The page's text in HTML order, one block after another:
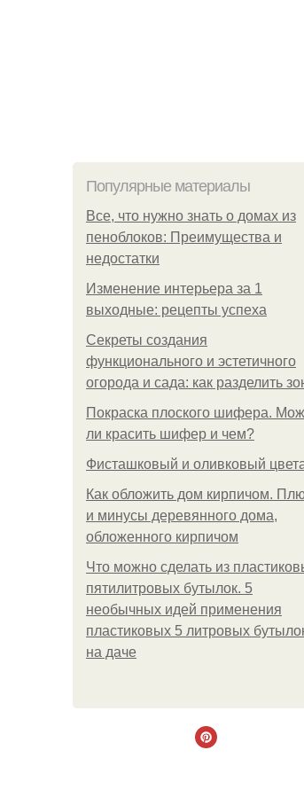
Популярные материалы
Все, что нужно знать о домах из
пеноблоков: Преимущества и
недостатки
Изменение интерьера за 1
выходные: рецепты успеха
Секреты создания
функционального и эстетичного
огорода и сада: как разделить
Покраска плоского шифера.
ли красить шифер и чем?
Фисташковый и оливковый
Как обложить дом кирпичом.
и минусы деревянного дома,
обложенного кирпичом
Что можно сделать из
пятилитровых бутылок. 5
необычных идей применения
пластиковых 5 литровых
на даче